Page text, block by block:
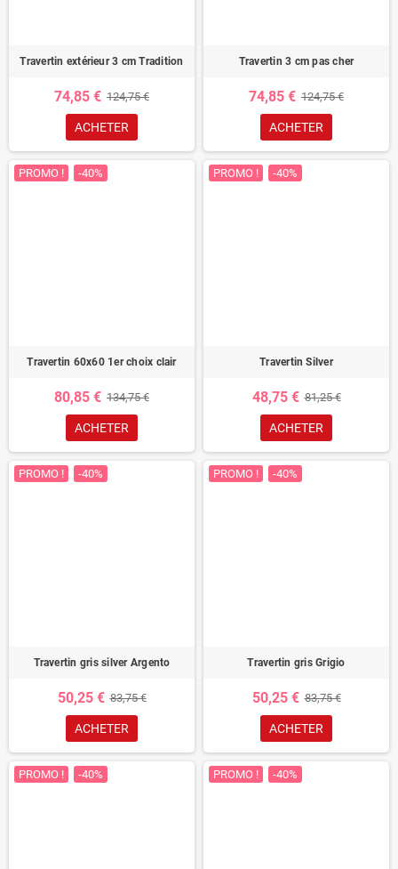
Travertin extérieur 3 cm Tradition
74,85 € 124,75 €
ACHETER
Travertin 3 cm pas cher
74,85 € 124,75 €
ACHETER
PROMO ! -40%
Travertin 60x60 1er choix clair
80,85 € 134,75 €
ACHETER
PROMO ! -40%
Travertin Silver
48,75 € 81,25 €
ACHETER
PROMO ! -40%
Travertin gris silver Argento
50,25 € 83,75 €
ACHETER
PROMO ! -40%
Travertin gris Grigio
50,25 € 83,75 €
ACHETER
PROMO ! -40% PROMO ! -40%